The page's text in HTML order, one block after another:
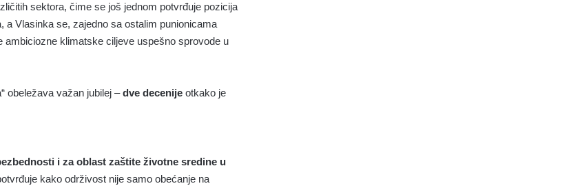
sektora, čime se još jednom potvrđuje pozicija
a Vlasinka se, zajedno sa ostalim punionicama
klimatske ciljeve uspešno sprovode u
obeležava važan jubilej –dve decenije otkako je
i za oblast zaštite životne sredine u
kako održivost nije samo obećanje na